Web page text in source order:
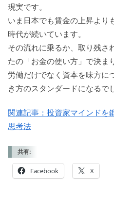
現実です。
いま日本でも賃金の上昇より
時代が続いています。
その流れに乗るか、取り残
たの「お金の使い方」で決ま
労働だけでなく資本を味方に
き方のスタンダードになるで
関連記事：投資家マインドを
思考法
共有:
Facebook X